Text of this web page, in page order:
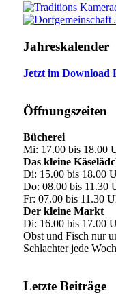
Jahreskalender
Jetzt im Download
Öffnungszeiten
Bücherei
Mi: 17.00 bis 18.00
Das kleine
Di: 15.00 bis 18.00
Do: 08.00 bis 11.30
Fr: 07.00 bis 11.30
Der kleine Markt
Di: 16.00 bis 17.00
Obst und Fisch nur
Schlachter jede
Letzte Beiträge